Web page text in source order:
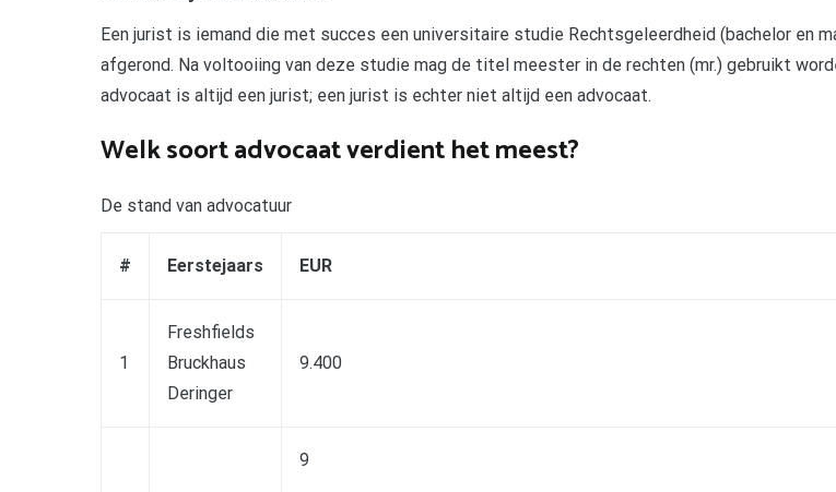
Een jurist is iemand die met succes een universitaire studie Rechtsgeleerdheid (bachelor en
afgerond. Na voltooiing van deze studie mag de titel meester in de rechten (mr.) gebruikt
advocaat is altijd een jurist; een jurist is echter niet altijd een advocaat.
Welk soort advocaat verdient het meest?
De stand van advocatuur
# Eerstejaars EUR
1
Freshfields
Bruckhaus
Deringer
9.400
9